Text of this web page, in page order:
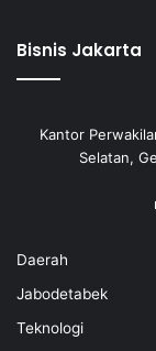
Bisnis Jakarta
Kantor
Selatan,
Daerah
Jabodetabek
Teknologi